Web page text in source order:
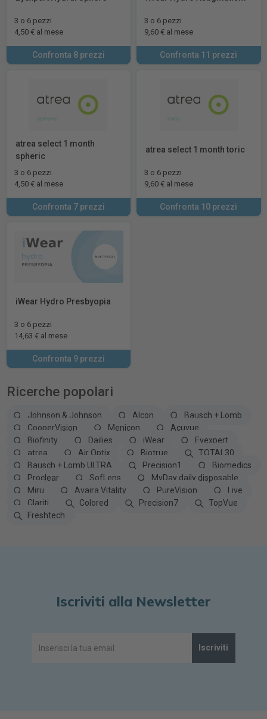
3 o 6 pezzi
4,50 € al mese
Confronta 8 prezzi
3 o 6 pezzi
9,60 € al mese
Confronta 11 prezzi
atrea select 1 month
spheric
3 o 6 pezzi
4,50 € al mese
Confronta 7 prezzi
atrea select 1 month toric
3 o 6 pezzi
9,60 € al mese
Confronta 10 prezzi
iWear Hydro Presbyopia
3 o 6 pezzi
14,63 € al mese
Confronta 9 prezzi
Ricerche popolari
Johnson & Johnson Alcon
Bausch + Lomb
CooperVision
Menicon
Acuvue
Biofinity
Dailies iWear
Eyexpert
atrea
Air Optix Biotrue
TOTAL30
Bausch + Lomb ULTRA
Precision1
Biomedics
Proclear
SofLens
MyDay daily disposable
Miru
Avaira Vitality PureVision
Live
Clariti
Colored Precision7
TopVue
Freshtech
Iscriviti alla Newsletter
Iscriviti